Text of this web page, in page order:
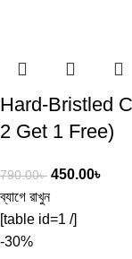
Hard-Bristled
2 Get 1 Free)
790.00৳ 450.00৳
ব্যাগে রাখুন
[table id=1 /]
-30%